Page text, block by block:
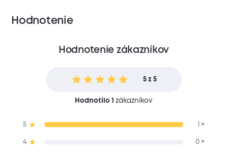
Hodnotenie
Hodnotenie zákazníkov
5 z 5
Hodnotilo 1 zákazníkov
5 1 ×
4 0 ×